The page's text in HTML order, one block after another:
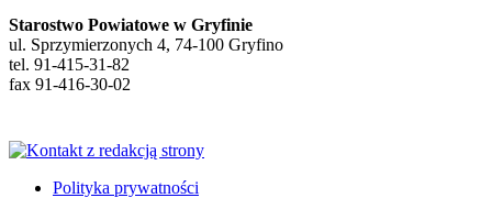
Starostwo Powiatowe w Gryfinie
ul. Sprzymierzonych 4, 74-100 Gryfino
tel. 91-415-31-82
fax 91-416-30-02
Polityka prywatności